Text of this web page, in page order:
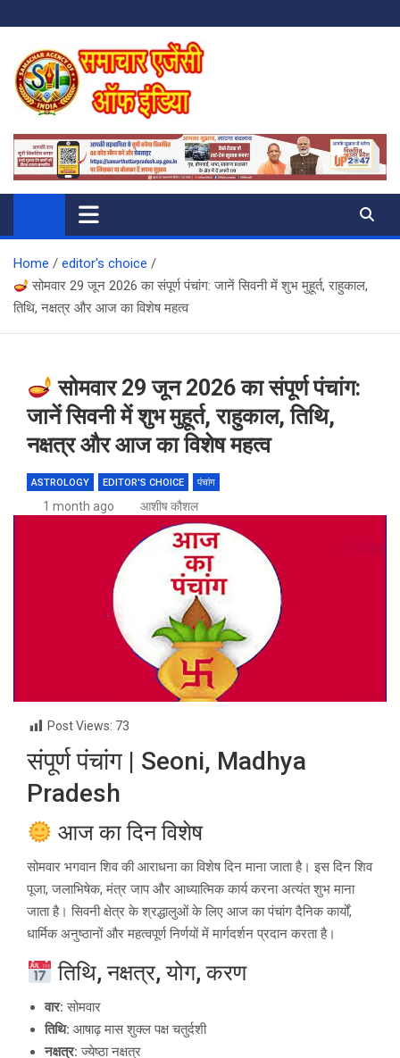
to
content
SAMACHAR AGENCY OF INDIA
My WordPress Blog
Home
editor's choice
सोमवार 29 जून 2026 का संपूर्ण पंचांग: जानें सिवनी में शुभ मुहूर्त, राहुकाल,
तिथि, नक्षत्र और आज का विशेष महत्व
सोमवार 29 जून 2026 का संपूर्ण पंचांग:
जानें सिवनी में शुभ मुहूर्त, राहुकाल, तिथि,
नक्षत्र और आज का विशेष महत्व
ASTROLOGY EDITOR'S CHOICE पंचांग
1 month ago आशीष कौशल
Post Views: 73
संपूर्ण पंचांग | Seoni, Madhya
Pradesh
आज का दिन विशेष
सोमवार भगवान शिव की आराधना का विशेष दिन माना जाता है। इस दिन शिव
पूजा, जलाभिषेक, मंत्र जाप और आध्यात्मिक कार्य करना अत्यंत शुभ माना
जाता है। सिवनी क्षेत्र के श्रद्धालुओं के लिए आज का पंचांग दैनिक कार्यों,
धार्मिक अनुष्ठानों और महत्वपूर्ण निर्णयों में मार्गदर्शन प्रदान करता है।
तिथि, नक्षत्र, योग, करण
वार: सोमवार
तिथि: आषाढ़ मास शुक्ल पक्ष चतुर्दशी
नक्षत्र: ज्येष्ठा नक्षत्र